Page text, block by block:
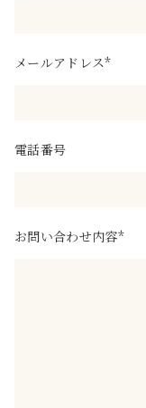
メールアドレス*
電話番号
お問い合わせ内容*